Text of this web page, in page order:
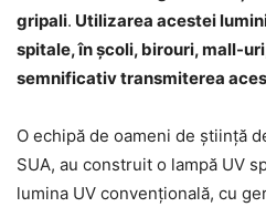
gripali. Utilizarea acestei
spitale, în şcoli, birouri, mall-
semnificativ transmiterea
O echipă de oameni de ştiinţă
SUA, au construit o lampă UV
lumina UV convenţională, cu